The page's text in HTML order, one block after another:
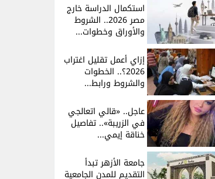
استكمال الدراسة خارج
مصر 2026.. الشروط
والأوراق وخطوات...
إزاي أعمل تقليل اغتراب
2026؟.. الخطوات
والشروط ورابط...
عاجل.. «قالي اتعالجي
في الزريبة».. تفاصيل
خناقة إيمي...
جامعة الأزهر تبدأ
التقديم للمدن الجامعية